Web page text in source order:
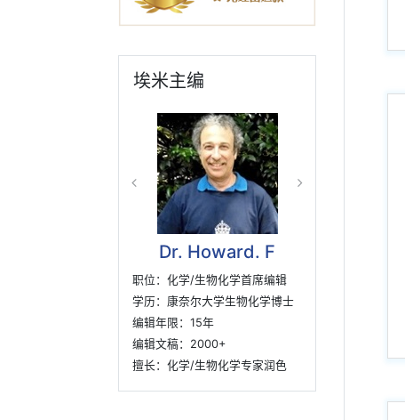
埃米主编
Dr. Howard. F
职位：化学/生物化学首席编辑
学历：康奈尔大学生物化学博士
编辑年限：15年
编辑文稿：2000+
擅长：化学/生物化学专家润色